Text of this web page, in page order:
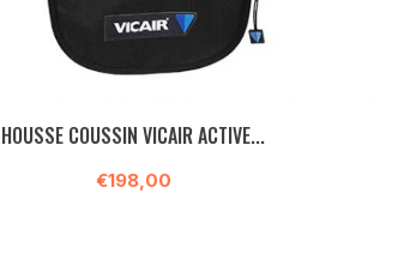
HOUSSE COUSSIN VICAIR ACTIVE...
€198,00